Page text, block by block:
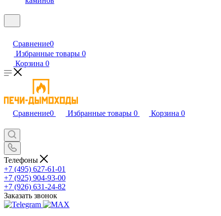
Сравнение0
Избранные товары 0
Корзина 0
Сравнение0 Избранные товары 0 Корзина 0
Телефоны
+7 (495) 627-61-01
+7 (925) 904-93-00
+7 (926) 631-24-82
Заказать звонок